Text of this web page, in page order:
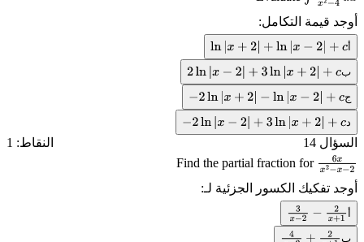
4dxأوجد قيمة التكامل:
ln |x+ 2|+ln x− 2|+ c
ب
2ln| x− 2|+ 3ln |x+2 |+c
ج
−2 ln|x +2 |−ln|x −2 |+c
−2ln|x −2 |+3ln| x+ 2|+c
السؤال 14
النقاط: 1
Find the partial fraction for6xx2−
−2أوجد تفكيك الكسور الجزئية لـ:
3x− 2−2 x+1
ب